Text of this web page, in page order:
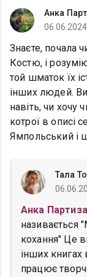
Анка
Знаєте, почала
Костю, і
той шматок їх
інших людей.
навіть, чи хочу
котрої в описі
Ямпольський і
Тала
Анка
називається
кохання" Це
інших книгах
працює